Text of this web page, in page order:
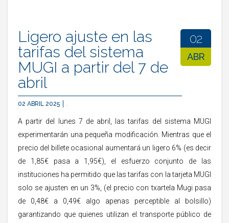
Ligero ajuste en las
tarifas del sistema
MUGI a partir del 7 de
abril
02
ABR
02 ABRIL 2025 .
A partir del lunes 7 de abril, las tarifas del sistema MUGI
experimentarán una pequeña modificación. Mientras que el
precio del billete ocasional aumentará un ligero 6% (es decir
de 1,85€ pasa a 1,95€), el esfuerzo conjunto de las
instituciones ha permitido que las tarifas con la tarjeta MUGI
solo se ajusten en un 3%, (el precio con txartela Mugi pasa
de 0,48€ a 0,49€ algo apenas perceptible al bolsillo)
garantizando que quienes utilizan el transporte público de